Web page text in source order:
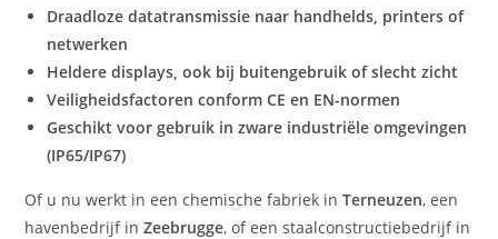
Draadloze datatransmissie naar handhelds, printers of
netwerken
Heldere displays, ook bij buitengebruik of slecht zicht
Veiligheidsfactoren conform CE en EN-normen
Geschikt voor gebruik in zware industriële omgevingen
(IP65/IP67)
Of u nu werkt in een chemische fabriek inTerneuzen, een
havenbedrijf inZeebrugge, of een staalconstructiebedrijf in